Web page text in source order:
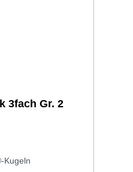
3fach Gr. 2
Kugeln